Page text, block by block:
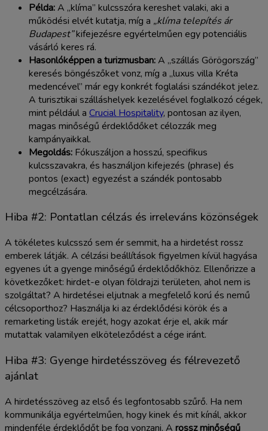
Példa:A „klíma” kulcsszóra kereshet valaki, aki a
működési elvét kutatja, míg a „klíma telepítés ár
Budapest”kifejezésre egyértelműen egy potenciális
vásárló keres rá.
Hasonlóképpen a turizmusban:A „szállás Görögország”
keresés böngészőket vonz, míg a „luxus villa Kréta
medencével” már egy konkrét foglalási szándékot jelez.
A turisztikai szálláshelyek kezelésével foglalkozó cégek,
mint például a Crucial Hospitality, pontosan az ilyen,
magas minőségű érdeklődőket célozzák meg
kampányaikkal.
Megoldás: Fókuszáljon a hosszú, specifikus
kulcsszavakra, és használjon kifejezés (phrase) és
pontos (exact) egyezést a szándék pontosabb
megcélzására.
Hiba #2: Pontatlan célzás és irreleváns közönségek
A tökéletes kulcsszó sem ér semmit, ha a hirdetést rossz
emberek látják. A célzási beállítások figyelmen kívül hagyása
egyenes út a gyenge minőségű érdeklődőkhöz. Ellenőrizze a
következőket: hirdet-e olyan földrajzi területen, ahol nem is
szolgáltat? A hirdetései eljutnak a megfelelő korú és nemű
célcsoporthoz? Használja ki az érdeklődési körök és a
remarketing listák erejét, hogy azokat érje el, akik már
mutattak valamilyen elköteleződést a cége iránt.
Hiba #3: Gyenge hirdetésszöveg és félrevezető
ajánlat
A hirdetésszöveg az első és legfontosabb szűrő. Ha nem
kommunikálja egyértelműen, hogy kinek és mit kínál, akkor
mindenféle érdeklődőt be fog vonzani. A rossz minőségű